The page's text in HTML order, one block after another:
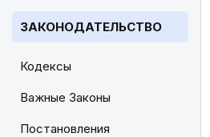
ЗАКОНОДАТЕЛЬСТВО
Кодексы
Важные Законы
Постановления